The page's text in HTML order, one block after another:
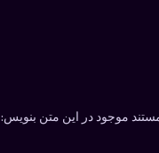
موجود در این متن بنویس: